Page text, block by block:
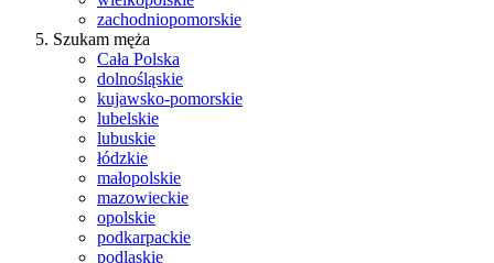
zachodniopomorskie
Szukam męża
Cała Polska
dolnośląskie
kujawsko-pomorskie
lubelskie
lubuskie
łódzkie
małopolskie
mazowieckie
opolskie
podkarpackie
podlaskie